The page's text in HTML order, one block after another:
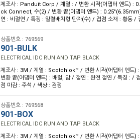
제조사 : Panduit Corp / 계열 : / 변환 시작(어댑터 엔드) :
ck Connect, 수(2) / 변환 끝(어댑터 엔드) :
연 : 비절연 / 특징 : 일렬배치형 단자(수) / 접점 소재 : 황동 /
상품번호 : 769569
901-BULK
ELECTRICAL IDC RUN AND TAP BLACK
제조사 : 3M / 계열 : Scotchlok™ / 변환 시작(어댑터 엔드)
변환 끝(어댑터 엔드) : 배럴, 암 / 절연 : 완전 절연 / 특징 : /
점 마감 : 주석 / 색상 : 검정
상품번호 : 769568
901-BOX
ELECTRICAL IDC RUN AND TAP BLACK
제조사 : 3M / 계열 : Scotchlok™ / 변환 시작(어댑터 엔드)